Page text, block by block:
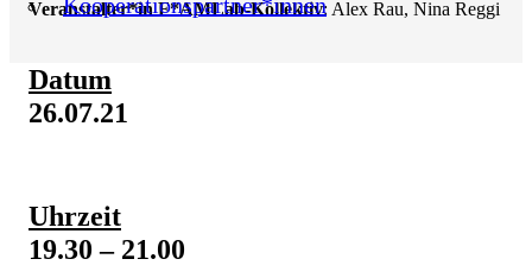
Veranstalter*in F*AMLab-Kollektiv: Alex Rau, Nina Reggi
Datum
26.07.21
Uhrzeit
19.30 – 21.00